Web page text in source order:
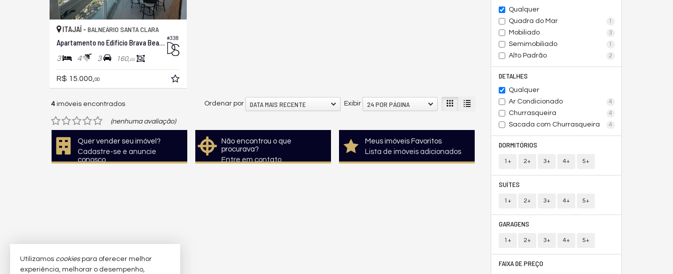
Qualquer
Quadra do Mar
1
Mobiliado 3
Semimobiliado 1
Alto Padrão 2
DETALHES
Qualquer
Ar Condicionado
4
Churrasqueira 4
Sacada com Churrasqueira 4
DORMITÓRIOS
1+ 2+ 3+ 4+ 5+
SUÍTES
1+ 2+ 3+ 4+ 5+
GARAGENS
1+ 2+ 3+ 4+ 5+
FAIXA DE PREÇO
#338
ITAJAÍ - BALNEÁRIO SANTA CLARA
Apartamento no Edifício Brava Beach Aroeira
3 4 3 160,00
R$ 15.000,00
4 imóveis encontrados Exibir 24 POR PÁGINA
Ordenar por DATA MAIS RECENTE
(nenhuma avaliação)
Quer vender seu imóvel?
Cadastre-se e anuncie
conosco
Não encontrou o que
procurava?
Entre em contato
Meus imóveis Favoritos
Lista de imóveis adicionados
Utilizamos cookiespara oferecer melhor
experiência, melhorar o desempenho,